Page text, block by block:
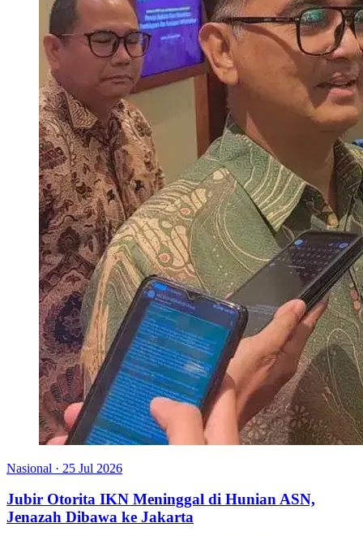
Nasional · 25 Jul 2026
Jubir Otorita IKN Meninggal di Hunian ASN,
Jenazah Dibawa ke Jakarta